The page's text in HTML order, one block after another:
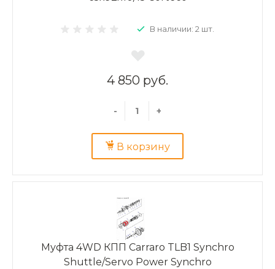
В наличии: 2 шт.
4 850 руб.
- +
В корзину
Муфта 4WD КПП Carraro TLB1 Synchro
Shuttle/Servo Power Synchro